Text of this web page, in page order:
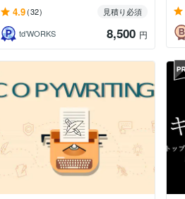
4.9(32)
見積り必須
td’WORKS
8,500 円